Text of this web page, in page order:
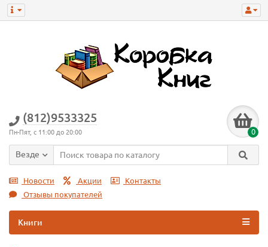
(812)9533325
Пн-Пят, с 11:00 до 20:00 0
Везде
Новости Акции
Контакты
Отзывы покупателей
Книги